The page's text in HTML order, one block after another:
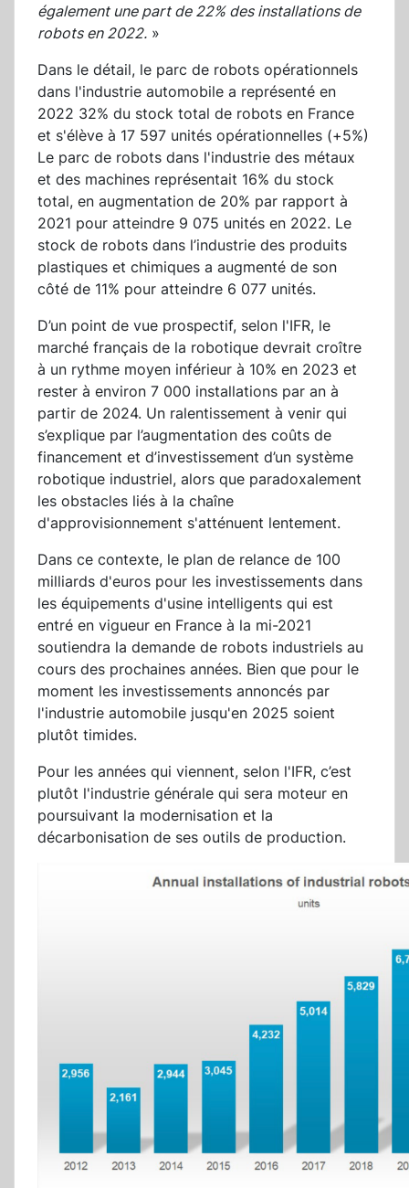
également une part de 22% des installations de
robots en 2022. »
Dans le détail, le parc de robots opérationnels
dans l'industrie automobile a représenté en
2022 32% du stock total de robots en France
et s'élève à 17 597 unités opérationnelles (+5%)
Le parc de robots dans l'industrie des métaux
et des machines représentait 16% du stock
total, en augmentation de 20% par rapport à
2021 pour atteindre 9 075 unités en 2022. Le
stock de robots dans l’industrie des produits
plastiques et chimiques a augmenté de son
côté de 11% pour atteindre 6 077 unités.
D’un point de vue prospectif, selon l'IFR, le
marché français de la robotique devrait croître
à un rythme moyen inférieur à 10% en 2023 et
rester à environ 7 000 installations par an à
partir de 2024. Un ralentissement à venir qui
s’explique par l’augmentation des coûts de
financement et d’investissement d’un système
robotique industriel, alors que paradoxalement
les obstacles liés à la chaîne
d'approvisionnement s'atténuent lentement.
Dans ce contexte, le plan de relance de 100
milliards d'euros pour les investissements dans
les équipements d'usine intelligents qui est
entré en vigueur en France à la mi-2021
soutiendra la demande de robots industriels au
cours des prochaines années. Bien que pour le
moment les investissements annoncés par
l'industrie automobile jusqu'en 2025 soient
plutôt timides.
Pour les années qui viennent, selon l'IFR, c’est
plutôt l'industrie générale qui sera moteur en
poursuivant la modernisation et la
décarbonisation de ses outils de production.